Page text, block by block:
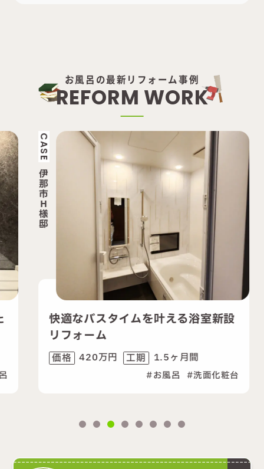
お風呂の最新リフォーム事例
REFORM WORK
快適なバスタイムを叶える浴室新設
リフォーム
価格 420万円 工期 1.5ヶ月間
お風呂 洗面化粧台